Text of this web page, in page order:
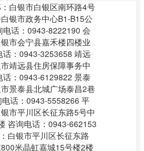
白银市白银区南环路4号
银市政务中心B1-B15公
电话：0943-8222190 会
市会宁县嘉禾楼四楼业
话：0943-3253658 靖远
靖远县住房保障事务中
话：0943-6129822 景泰
景泰县北城广场泰昌2巷
话：0943-5558266 平
市平川区长征东路5号中
咨询电话：0943-662153
白银市平川区长征东路
米晶虹嘉城15号楼2楼